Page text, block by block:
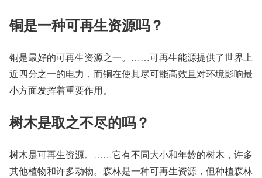
铜是一种可再生资源吗？
铜是最好的可再生资源之一。……可再生能源提供了世界上
近四分之一的电力，而铜在使其尽可能高效且对环境影响最
小方面发挥着重要作用。
树木是取之不尽的吗？
树木是可再生资源。……它有不同大小和年龄的树木，许多
其他植物和许多动物。森林是一种可再生资源，但种植森林